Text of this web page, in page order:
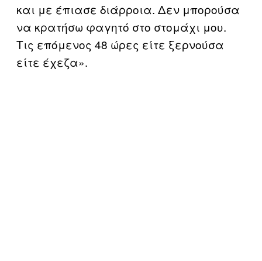
και με έπιασε διάρροια. Δεν μπορούσα
να κρατήσω φαγητό στο στομάχι μου.
Τις επόμενος 48 ώρες είτε ξερνούσα
είτε έχεζα».